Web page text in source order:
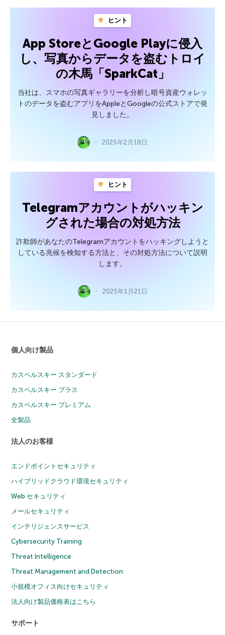
ヒント
App StoreとGoogle Playに侵入
し、写真からデータを盗むトロイ
の木馬「SparkCat」
当社は、スマホの写真ギャラリーを分析し暗号資産ウォレッ
トのデータを盗むアプリをAppleとGoogleの公式ストアで発
見しました。
2025年2月18日
ヒント
Telegramアカウントがハッキン
グされた場合の対処方法
詐欺師があなたのTelegramアカウントをハッキングしようと
している兆候を検知する方法と、その対処方法について説明
します。
2025年1月21日
個人向け製品
カスペルスキー スタンダード
カスペルスキー プラス
カスペルスキー プレミアム
全製品
法人のお客様
エンドポイントセキュリティ
ハイブリッドクラウド環境セキュリティ
Web セキュリティ
メールセキュリティ
インテリジェンスサービス
Cybersecurity Training
Threat Intelligence
Threat Management and Detection
小規模オフィス向けセキュリティ
法人向け製品価格表はこちら
サポート